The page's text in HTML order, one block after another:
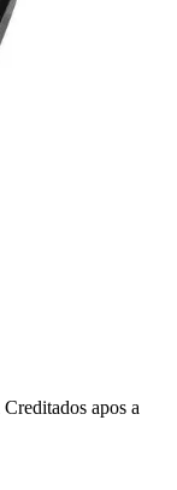
Creditados apos a